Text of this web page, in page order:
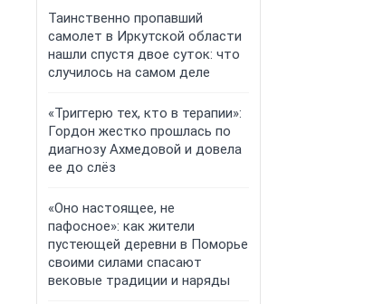
Таинственно пропавший
самолет в Иркутской области
нашли спустя двое суток: что
случилось на самом деле
«Триггерю тех, кто в терапии»:
Гордон жестко прошлась по
диагнозу Ахмедовой и довела
ее до слёз
«Оно настоящее, не
пафосное»: как жители
пустеющей деревни в Поморье
своими силами спасают
вековые традиции и наряды